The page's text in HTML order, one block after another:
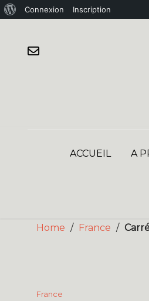
Connexion Inscription
ACCUEIL A
Home / France /
France